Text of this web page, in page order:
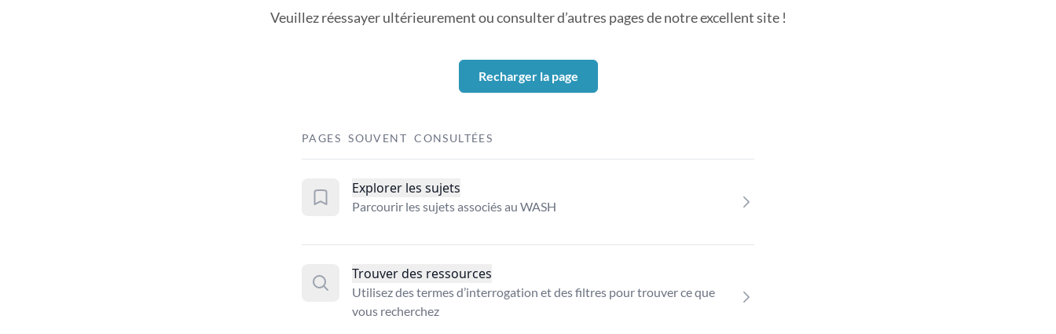
Veuillez réessayer ultérieurement ou consulter d’autres pages de notre excellent site !
Recharger la page
PAGES SOUVENT CONSULTÉES
Explorer les sujets
Parcourir les sujets associés au WASH
Trouver des ressources
Utilisez des termes d’interrogation et des filtres pour trouver ce que
vous recherchez